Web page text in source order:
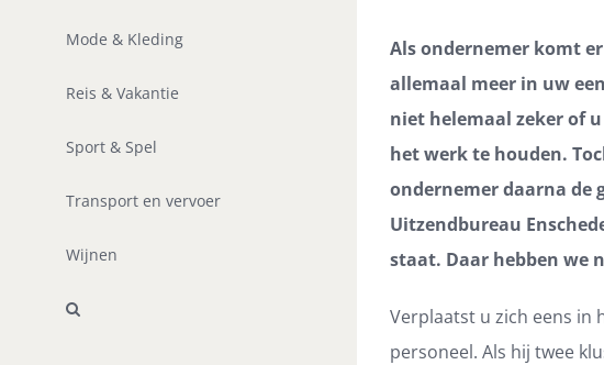
Mode & Kleding
Reis & Vakantie
Sport & Spel
Transport en vervoer
Wijnen
Als ondernemer komt
allemaal meer in uw
niet helemaal zeker of
het werk te houden.
ondernemer daarna de
Uitzendbureau
staat. Daar hebben we
Verplaatst u zich eens in
personeel. Als hij twee